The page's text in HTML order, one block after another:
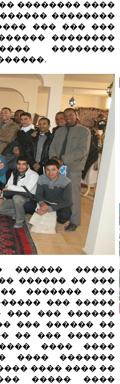
�������� ����
��������
��� ��� ���
��������
��������
������ �����
������ �� ���
������� ���
��� �����
��� ��� ������
��� ������ ��
�� ��� ������
���� ����
���� �������
���� ���� ��
����� ����